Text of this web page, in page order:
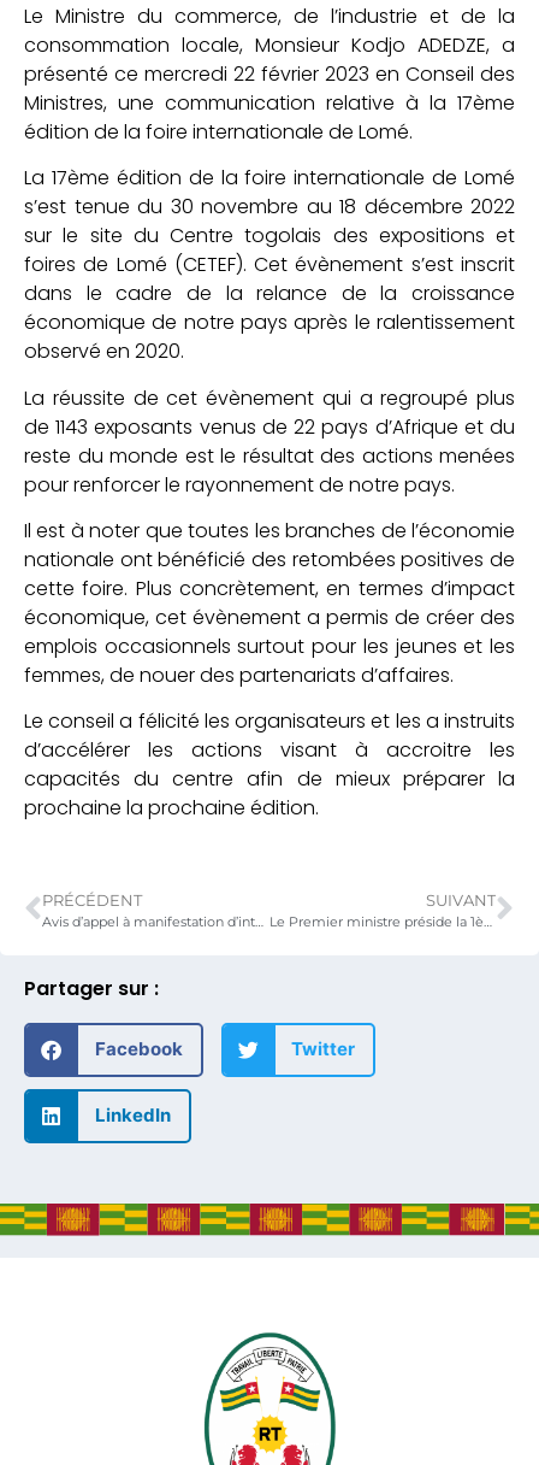
Partager sur :
Facebook Twitter
LinkedIn
Le Ministre du commerce, de l’industrie et de la
consommation locale, Monsieur Kodjo ADEDZE, a
présenté ce mercredi 22 février 2023 en Conseil des
Ministres, une communication relative à la 17ème
édition de la foire internationale de Lomé.
La 17ème édition de la foire internationale de Lomé
s’est tenue du 30 novembre au 18 décembre 2022
sur le site du Centre togolais des expositions et
foires de Lomé (CETEF). Cet évènement s’est inscrit
dans le cadre de la relance de la croissance
économique de notre pays après le ralentissement
observé en 2020.
La réussite de cet évènement qui a regroupé plus
de 1143 exposants venus de 22 pays d’Afrique et du
reste du monde est le résultat des actions menées
pour renforcer le rayonnement de notre pays.
Il est à noter que toutes les branches de l’économie
nationale ont bénéficié des retombées positives de
cette foire. Plus concrètement, en termes d’impact
économique, cet évènement a permis de créer des
emplois occasionnels surtout pour les jeunes et les
femmes, de nouer des partenariats d’affaires.
Le conseil a félicité les organisateurs et les a instruits
d’accélérer les actions visant à accroitre les
capacités du centre afin de mieux préparer la
prochaine la prochaine édition.
PRÉCÉDENT SUIVANT